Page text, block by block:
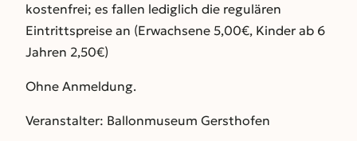
kostenfrei; es fallen lediglich die regulären
Eintrittspreise an (Erwachsene 5,00€, Kinder ab 6
Jahren 2,50€)
Ohne Anmeldung.
Veranstalter: Ballonmuseum Gersthofen